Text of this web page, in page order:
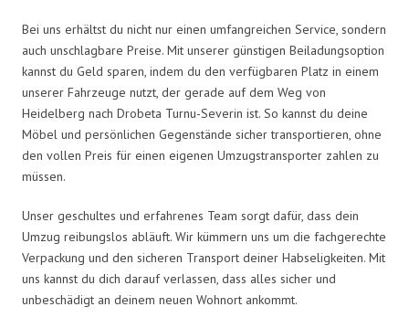
Bei uns erhältst du nicht nur einen umfangreichen Service, sondern
auch unschlagbare Preise. Mit unserer günstigen Beiladungsoption
kannst du Geld sparen, indem du den verfügbaren Platz in einem
unserer Fahrzeuge nutzt, der gerade auf dem Weg von
Heidelberg nach Drobeta Turnu-Severin ist. So kannst du deine
Möbel und persönlichen Gegenstände sicher transportieren, ohne
den vollen Preis für einen eigenen Umzugstransporter zahlen zu
müssen.
Unser geschultes und erfahrenes Team sorgt dafür, dass dein
Umzug reibungslos abläuft. Wir kümmern uns um die fachgerechte
Verpackung und den sicheren Transport deiner Habseligkeiten. Mit
uns kannst du dich darauf verlassen, dass alles sicher und
unbeschädigt an deinem neuen Wohnort ankommt.